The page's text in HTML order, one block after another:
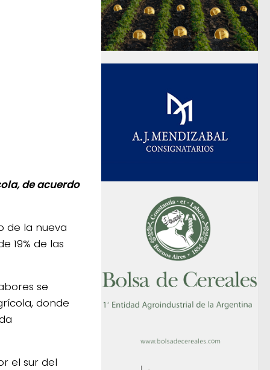
de acuerdo
de la nueva
19% de las
se
donde
el sur del